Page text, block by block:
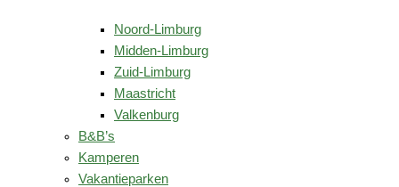
Noord-Limburg
Midden-Limburg
Zuid-Limburg
Maastricht
Valkenburg
B&B’s
Kamperen
Vakantieparken